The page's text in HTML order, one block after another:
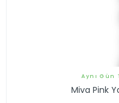
Aynı Gün
Miva Pink